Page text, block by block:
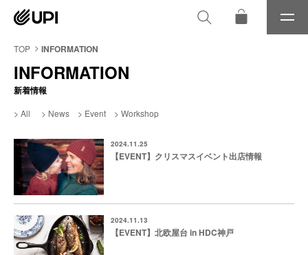
メ
ニ
TOP INFORMATION
INFORMATION
新着情報
All News Event Workshop
2024.11.25
【EVENT】クリスマスイベント出店情報
2024.11.13
【EVENT】北欧屋台 in HDC神戸